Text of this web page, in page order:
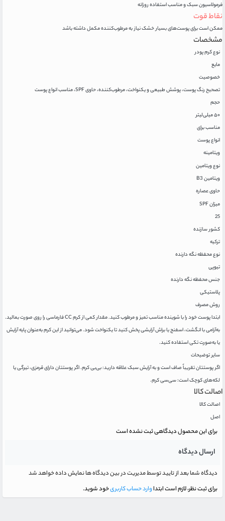
فرمولاسیون سبک و مناسب استفاده روزانه
نقاط قوت
ممکن است برای پوست‌های بسیار خشک نیاز به مرطوب‌کننده مکمل داشته باشد
مشخصات
نوع کرم پودر
مایع
خصوصیت
تصحیح رنگ پوست، پوشش طبیعی و یکنواخت، مرطوب‌کننده، حاوی SPF، مناسب انواع پوست
حجم
۵۰ میلی‌لیتر
مناسب برای
انواع پوست
ویتامینه
نوع ویتامین
ویتامین B3
حاوی عصاره
میزان SPF
25
کشور سازنده
ترکیه
نوع محفظه نگه دارنده
تیوپی
جنس محفظه نگه دارنده
پلاستیکی
روش مصرف
ابتدا پوست خود را با شوینده مناسب تمیز و مرطوب کنید. مقدار کمی از کرم CC فارماسی را روی صورت بمالید.
به‌آرامی با انگشت، اسفنج یا براش آرایشی پخش کنید تا یکنواخت شود. می‌توانید از این کرم به‌عنوان پایه آرایش
یا به‌صورت تکی استفاده کنید.
سایر توضیحات
اگر پوستتان تقریباً صاف است و به آرایش سبک علاقه دارید: بی‌بی کرم. اگر پوستتان دارای قرمزی، تیرگی یا
لکه‌های کوچک است: سی‌سی کرم.
اصالت کالا
اصالت کالا
اصل
برای این محصول دیدگاهی ثبت نشده است
ارسال دیدگاه
دیدگاه شما بعد از تایید توسط مدیریت در بین دیدگاه ها نمایش داده خواهد شد
برای ثبت نظر، لازم است ابتداوارد حساب کاربریخود شوید.